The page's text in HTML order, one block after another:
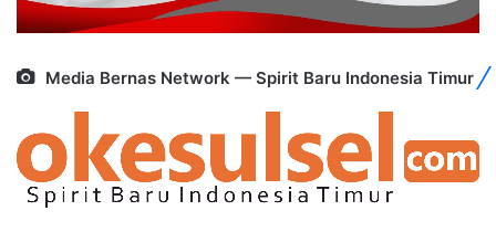
Media Bernas Network — Spirit Baru Indonesia Timur